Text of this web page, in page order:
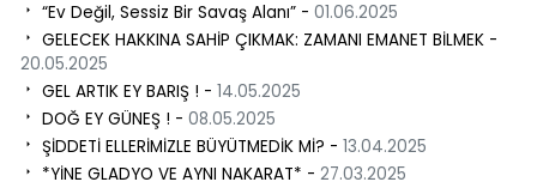
“Ev Değil, Sessiz Bir Savaş Alanı” - 01.06.2025
GELECEK HAKKINA SAHİP ÇIKMAK: ZAMANI EMANET BİLMEK -
20.05.2025
GEL ARTIK EY BARIŞ ! - 14.05.2025
DOĞ EY GÜNEŞ ! - 08.05.2025
ŞİDDETİ ELLERİMİZLE BÜYÜTMEDİK Mİ? - 13.04.2025
*YİNE GLADYO VE AYNI NAKARAT* - 27.03.2025